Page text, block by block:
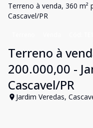
Terreno à venda, 360 m²
Cascavel/PR
Terreno à
200.000,00 -
Cascavel/PR
Jardim Veredas,